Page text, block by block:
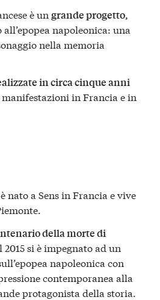
è un grande progetto,
napoleonica: una
nella memoria
in circa cinque anni
in Francia e in
nato a Sens in Francia e vive
della morte di
2015 si è impegnato ad un
napoleonica con
contemporanea alla
protagonista della storia.